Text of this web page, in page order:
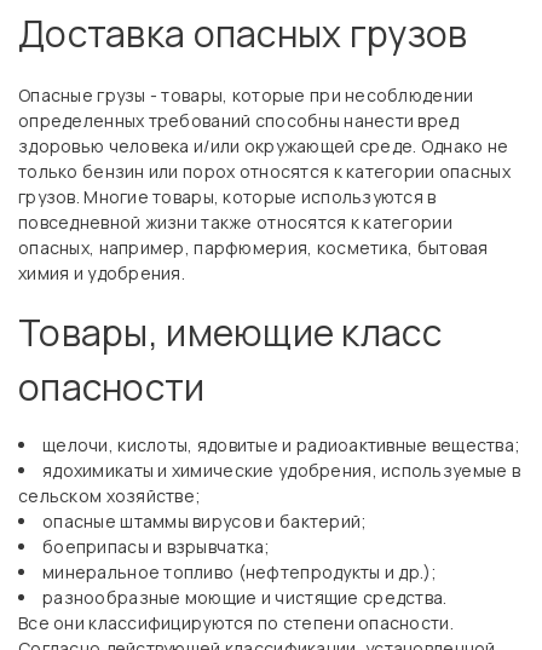
Доставка опасных грузов
Опасные грузы - товары, которые при несоблюдении
определенных требований способны нанести вред
здоровью человека и/или окружающей среде. Однако не
только бензин или порох относятся к категории опасных
грузов. Многие товары, которые используются в
повседневной жизни также относятся к категории
опасных, например, парфюмерия, косметика, бытовая
химия и удобрения.
Товары, имеющие класс
опасности
щелочи, кислоты, ядовитые и радиоактивные вещества;
ядохимикаты и химические удобрения, используемые в
сельском хозяйстве;
опасные штаммы вирусов и бактерий;
боеприпасы и взрывчатка;
минеральное топливо (нефтепродукты и др.);
разнообразные моющие и чистящие средства.
Все они классифицируются по степени опасности.